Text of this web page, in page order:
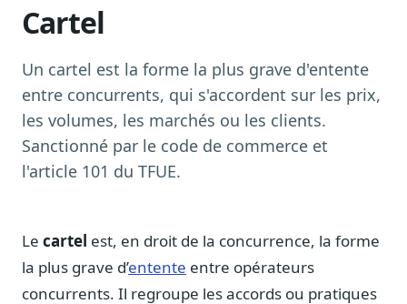
Transcriptions IA
Toutes les séances AN/Sénat transcrites
Synthèses IA
Résumés automatiques des dossiers longs
Veille des matinales radio
9 interviews politiques, analysées avant 10 h
Alertes personnalisées
Notes, briefings, tableaux de bord
Fiches parlementaires
Parcours, mandats, prises de position
Cartel
Un cartel est la forme la plus grave d'entente
entre concurrents, qui s'accordent sur les prix,
les volumes, les marchés ou les clients.
Sanctionné par le code de commerce et
l'article 101 du TFUE.
Le cartel est, en droit de la concurrence, la forme
la plus grave d’entente entre opérateurs
concurrents. Il regroupe les accords ou pratiques